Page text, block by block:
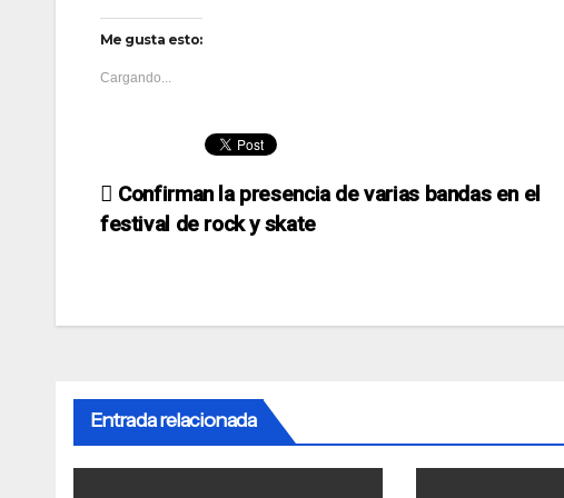
Me gusta esto:
Cargando...
Navegación
Confirman la presencia de varias bandas en el
festival de rock y skate
Entrada relacionada